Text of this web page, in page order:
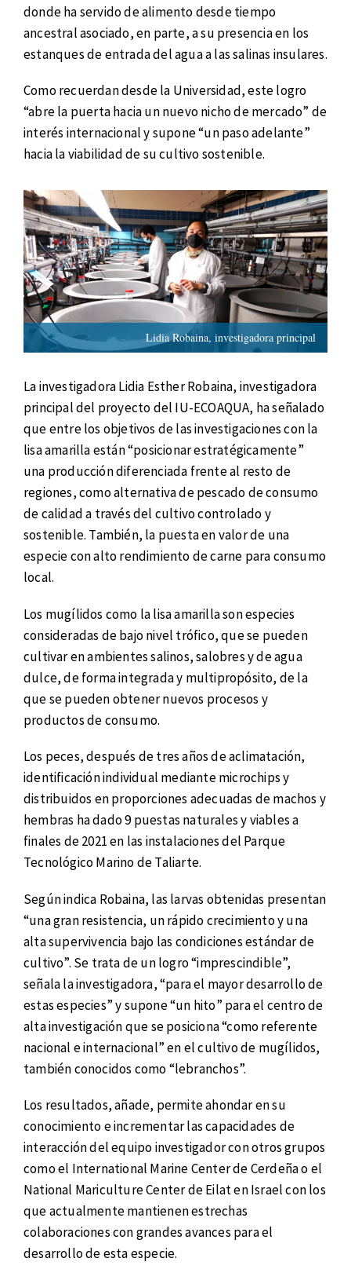
donde ha servido de alimento desde tiempo
ancestral asociado, en parte, a su presencia en los
estanques de entrada del agua a las salinas insulares.
Como recuerdan desde la Universidad, este logro
“abre la puerta hacia un nuevo nicho de mercado” de
interés internacional y supone “un paso adelante”
hacia la viabilidad de su cultivo sostenible.
Lidia Robaina, investigadora principal
La investigadora Lidia Esther Robaina, investigadora
principal del proyecto del IU-ECOAQUA, ha señalado
que entre los objetivos de las investigaciones con la
lisa amarilla están “posicionar estratégicamente”
una producción diferenciada frente al resto de
regiones, como alternativa de pescado de consumo
de calidad a través del cultivo controlado y
sostenible. También, la puesta en valor de una
especie con alto rendimiento de carne para consumo
local.
Los mugílidos como la lisa amarilla son especies
consideradas de bajo nivel trófico, que se pueden
cultivar en ambientes salinos, salobres y de agua
dulce, de forma integrada y multipropósito, de la
que se pueden obtener nuevos procesos y
productos de consumo.
Los peces, después de tres años de aclimatación,
identificación individual mediante microchips y
distribuidos en proporciones adecuadas de machos y
hembras ha dado 9 puestas naturales y viables a
finales de 2021 en las instalaciones del Parque
Tecnológico Marino de Taliarte.
Según indica Robaina, las larvas obtenidas presentan
“una gran resistencia, un rápido crecimiento y una
alta supervivencia bajo las condiciones estándar de
cultivo”. Se trata de un logro “imprescindible”,
señala la investigadora, “para el mayor desarrollo de
estas especies” y supone “un hito” para el centro de
alta investigación que se posiciona “como referente
nacional e internacional” en el cultivo de mugílidos,
también conocidos como “lebranchos”.
Los resultados, añade, permite ahondar en su
conocimiento e incrementar las capacidades de
interacción del equipo investigador con otros grupos
como el International Marine Center de Cerdeña o el
National Mariculture Center de Eilat en Israel con los
que actualmente mantienen estrechas
colaboraciones con grandes avances para el
desarrollo de esta especie.